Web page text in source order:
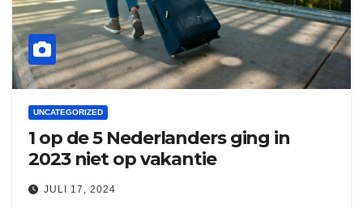
UNCATEGORIZED
1 op de 5 Nederlanders ging in
2023 niet op vakantie
JULI 17, 2024